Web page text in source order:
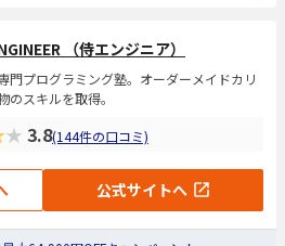
（侍エンジニア）
門プログラミング塾。オーダーメイドカリ
のスキルを取得。
3.8(144件の口コミ)
公式サイトへ